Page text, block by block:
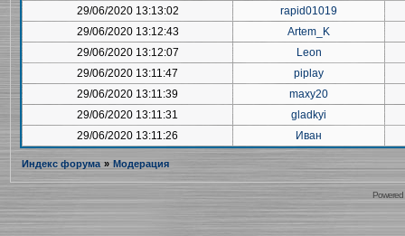
29/06/2020 13:13:02
rapid01019
29/06/2020 13:12:43
Artem_K
29/06/2020 13:12:07
Leon
29/06/2020 13:11:47
piplay
29/06/2020 13:11:39
maxy20
29/06/2020 13:11:31
gladkyi
29/06/2020 13:11:26
Иван
Индекс форума » Модерация